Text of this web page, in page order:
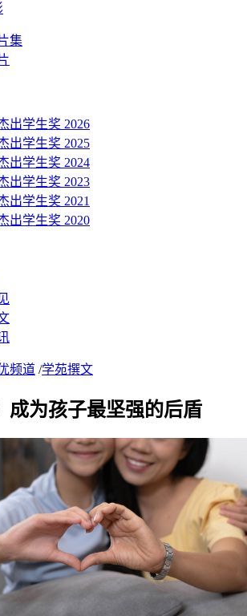
集
出学生奖 2026
出学生奖 2025
出学生奖 2024
出学生奖 2023
出学生奖 2021
出学生奖 2020
频道 /学苑撰文
成为孩子最坚强的后盾